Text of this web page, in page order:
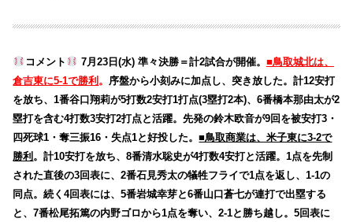
コメント 7月23日(水) 準々決勝＝計2試合が開催。 ■鳥取城北は、
倉吉東に5-1で勝利 。 序盤から小刻みに加点し、突き放した。計12安打
を放ち、1番谷口翔莉が5打数2安打1打点(3塁打2本)、6番橋本那由太が2
塁打を含む4打数3安打2打点と活躍。先発の鈴木欧音が9回を被安打3・
四死球1・奪三振16・失点1と好投した。■鳥取商業は、米子東に3-2で
勝利 。計10安打を放ち、8番清水聡史が4打数4安打と活躍。1点を先制
された直後の3回表に、2番石見秀太の犠牲フライで1点を返し、1-1の
同点。続く4回表には、5番岩城幸芽と6番山口蒼七が連打で出塁する
と、7番松尾拓篤の内野ゴロから1点を奪い、2-1と勝ち越し。5回表に